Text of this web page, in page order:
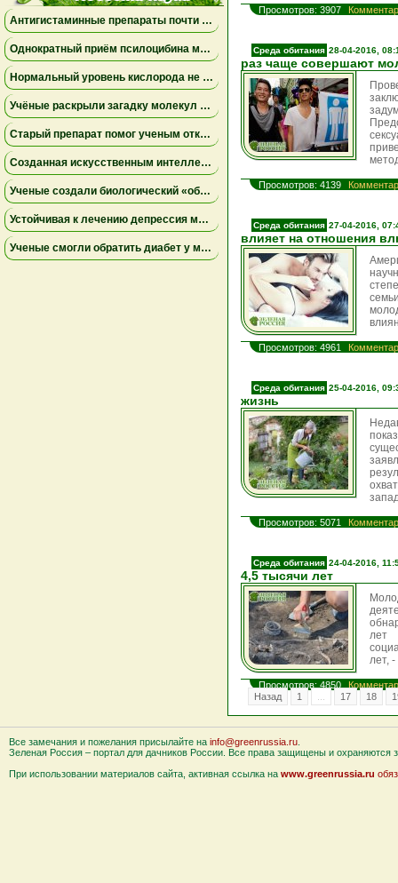
Антигистаминные препараты почти не помогают при экземе и могут вызывать побочные эффекты
Однократный приём псилоцибина может менять работу мозга на несколько недель
Нормальный уровень кислорода не исключает опасную одышку
Учёные раскрыли загадку молекул пыльцы ржи, связанных с борьбой против опухолей
Старый препарат помог ученым открыть новый механизм работы почек
Созданная искусственным интеллектом универсальная вакцина против коронавирусов успешно прошла первое испытание на людях
Ученые создали биологический «обходной путь» в мозге, который может повысить устойчивость к стрессу
Устойчивая к лечению депрессия может поддаваться комбинациям уже известных препаратов
Ученые смогли обратить диабет у мышей с помощью выращенных в лаборатории инсулиновых клеток
Просмотров: 3907
Среда обитания 28-04-2016,
раз чаще совершают
Просмотров: 4139
Среда обитания 27-04-2016,
влияет на отношения
Просмотров: 4961
Среда обитания 25-04-2016,
жизнь
Просмотров: 5071
Среда обитания 24-04-2016,
4,5 тысячи лет
лет
лет,
Просмотров: 4850
Назад
1 17 18
Все замечания и пожелания присылайте на info@greenrussia.ru
Зеленая Россия – портал для дачников России. Все права защищены и охраняются
При использовании материалов сайта, активная ссылка на www.greenrussia.ru